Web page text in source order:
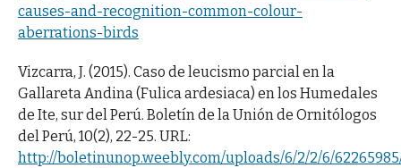
causes-and-recognition-common-colour-
aberrations-birds
Vizcarra, J. (2015). Caso de leucismo parcial en la
Gallareta Andina (Fulica ardesiaca) en los Humedales
de Ite, sur del Perú. Boletín de la Unión de Ornitólogos
del Perú, 10(2), 22-25. URL:
http://boletinunop.weebly.com/uploads/6/2/2/6/